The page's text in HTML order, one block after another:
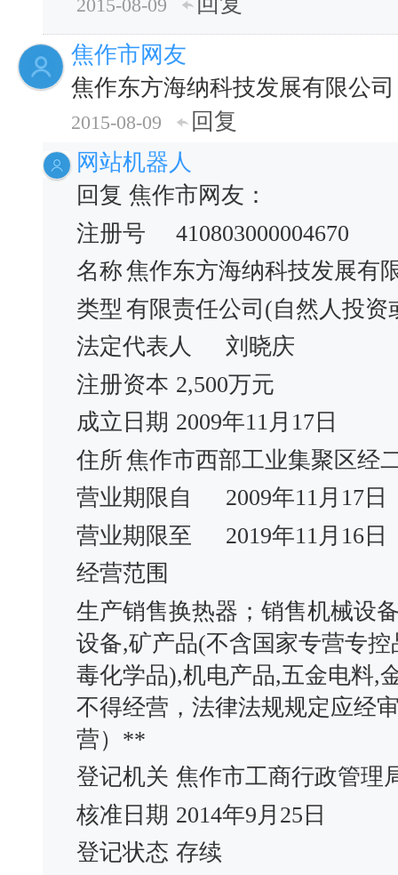
2015-08-09
焦作市网友
焦作东方海纳科技发展有限公司
2015-08-09
回复
网站机器人
回复 焦作市网友：
注册号
410803000004670
名称焦作东方海纳科技发展有
类型 有限责任公司(自然人投资
法定代表人
刘晓庆
注册资本 2,500万元
成立日期 2009年11月17日
住所焦作市西部工业集聚区经
营业期限自
2009年11月17日
营业期限至
2019年11月16日
经营范围
生产销售换热器；销售机械设
设备,矿产品(不含国家专营专
毒化学品),机电产品,五金电料,
不得经营，法律法规规定应经
营）**
登记机关 焦作市工商行政管理
核准日期 2014年9月25日
登记状态 存续